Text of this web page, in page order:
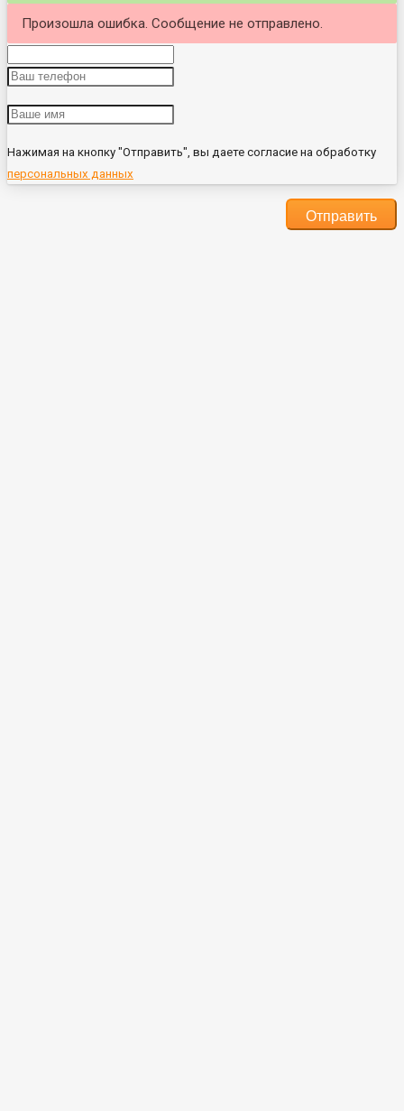
Произошла ошибка. Сообщение не отправлено.
Нажимая на кнопку "Отправить", вы даете согласие на обработку
персональных данных
Отправить